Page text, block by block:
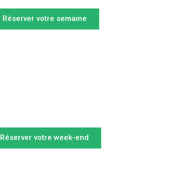
Réserver votre semaine
Réserver votre week-end